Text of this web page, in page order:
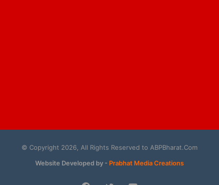
© Copyright 2026, All Rights Reserved to ABPBharat.Com
Website Developed by - Prabhat Media Creations